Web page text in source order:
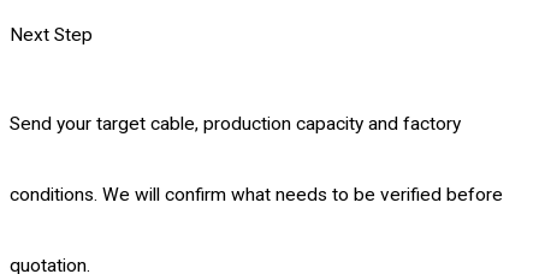
Next Step
Send your target cable, production capacity and factory
conditions. We will confirm what needs to be verified before
quotation.